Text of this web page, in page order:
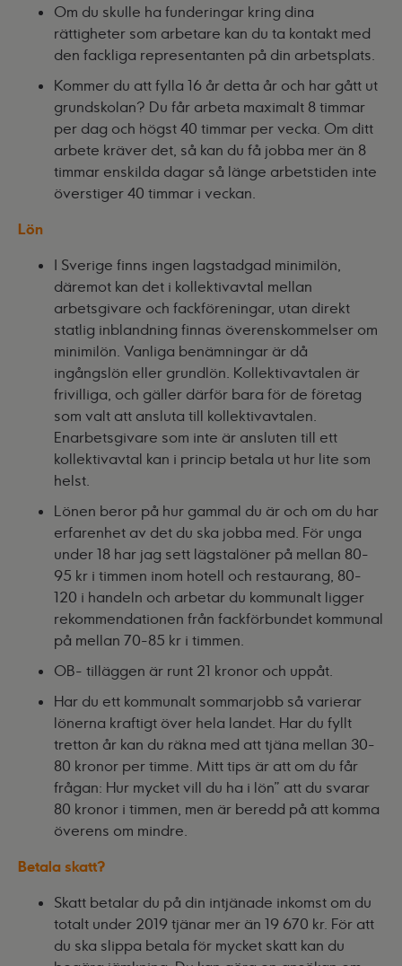
Om du skulle ha funderingar kring dina
rättigheter som arbetare kan du ta kontakt med
den fackliga representanten på din arbetsplats.
Kommer du att fylla 16 år detta år och har gått ut
grundskolan? Du får arbeta maximalt 8 timmar
per dag och högst 40 timmar per vecka. Om ditt
arbete kräver det, så kan du få jobba mer än 8
timmar enskilda dagar så länge arbetstiden inte
överstiger 40 timmar i veckan.
Lön
I Sverige finns ingen lagstadgad minimilön,
däremot kan det i kollektivavtal mellan
arbetsgivare och fackföreningar, utan direkt
statlig inblandning finnas överenskommelser om
minimilön. Vanliga benämningar är då
ingångslön eller grundlön. Kollektivavtalen är
frivilliga, och gäller därför bara för de företag
som valt att ansluta till kollektivavtalen.
Enarbetsgivare som inte är ansluten till ett
kollektivavtal kan i princip betala ut hur lite som
helst.
Lönen beror på hur gammal du är och om du har
erfarenhet av det du ska jobba med. För unga
under 18 har jag sett lägstalöner på mellan 80-
95 kr i timmen inom hotell och restaurang, 80-
120 i handeln och arbetar du kommunalt ligger
rekommendationen från fackförbundet kommunal
på mellan 70-85 kr i timmen.
OB- tilläggen är runt 21 kronor och uppåt.
Har du ett kommunalt sommarjobb så varierar
lönerna kraftigt över hela landet. Har du fyllt
tretton år kan du räkna med att tjäna mellan 30-
80 kronor per timme. Mitt tips är att om du får
frågan: Hur mycket vill du ha i lön” att du svarar
80 kronor i timmen, men är beredd på att komma
överens om mindre.
Betala skatt?
Skatt betalar du på din intjänade inkomst om du
totalt under 2019 tjänar mer än 19 670 kr. För att
du ska slippa betala för mycket skatt kan du